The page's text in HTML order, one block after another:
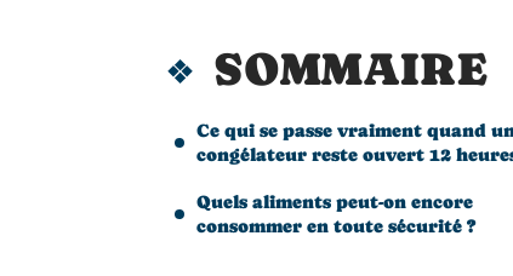
SOMMAIRE
Ce qui se passe vraiment quand
congélateur reste ouvert 12
Quels aliments peut-on encore
consommer en toute sécurité ?